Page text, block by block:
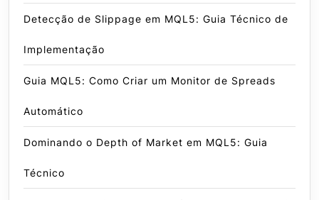
Detecção de Slippage em MQL5: Guia Técnico de
Implementação
Guia MQL5: Como Criar um Monitor de Spreads
Automático
Dominando o Depth of Market em MQL5: Guia
Técnico